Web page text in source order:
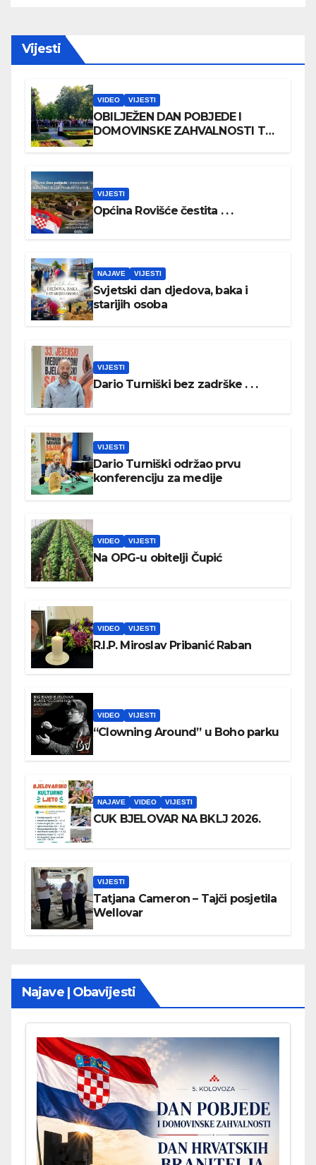
Vijesti
VIDEO VIJESTI
OBILJEŽEN DAN POBJEDE I
DOMOVINSKE ZAHVALNOSTI TE
VIJESTI
Općina Rovišće čestita . . .
NAJAVE VIJESTI
Svjetski dan djedova, baka i
starijih osoba
VIJESTI
Dario Turniški bez zadrške . . .
VIJESTI
Dario Turniški održao prvu
konferenciju za medije
VIDEO VIJESTI
Na OPG-u obitelji Čupić
VIDEO VIJESTI
R.I.P. Miroslav Pribanić Raban
VIDEO VIJESTI
“Clowning Around” u Boho parku
NAJAVE VIDEO VIJESTI
CUK BJELOVAR NA BKLJ 2026.
VIJESTI
Tatjana Cameron – Tajči posjetila
Wellovar
Najave | Obavijesti